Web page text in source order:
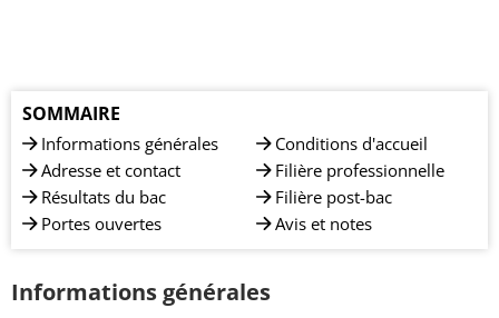
SOMMAIRE
Informations générales
Adresse et contact
Résultats du bac
Portes ouvertes
Conditions d'accueil
Filière professionnelle
Filière post-bac
Avis et notes
Informations générales